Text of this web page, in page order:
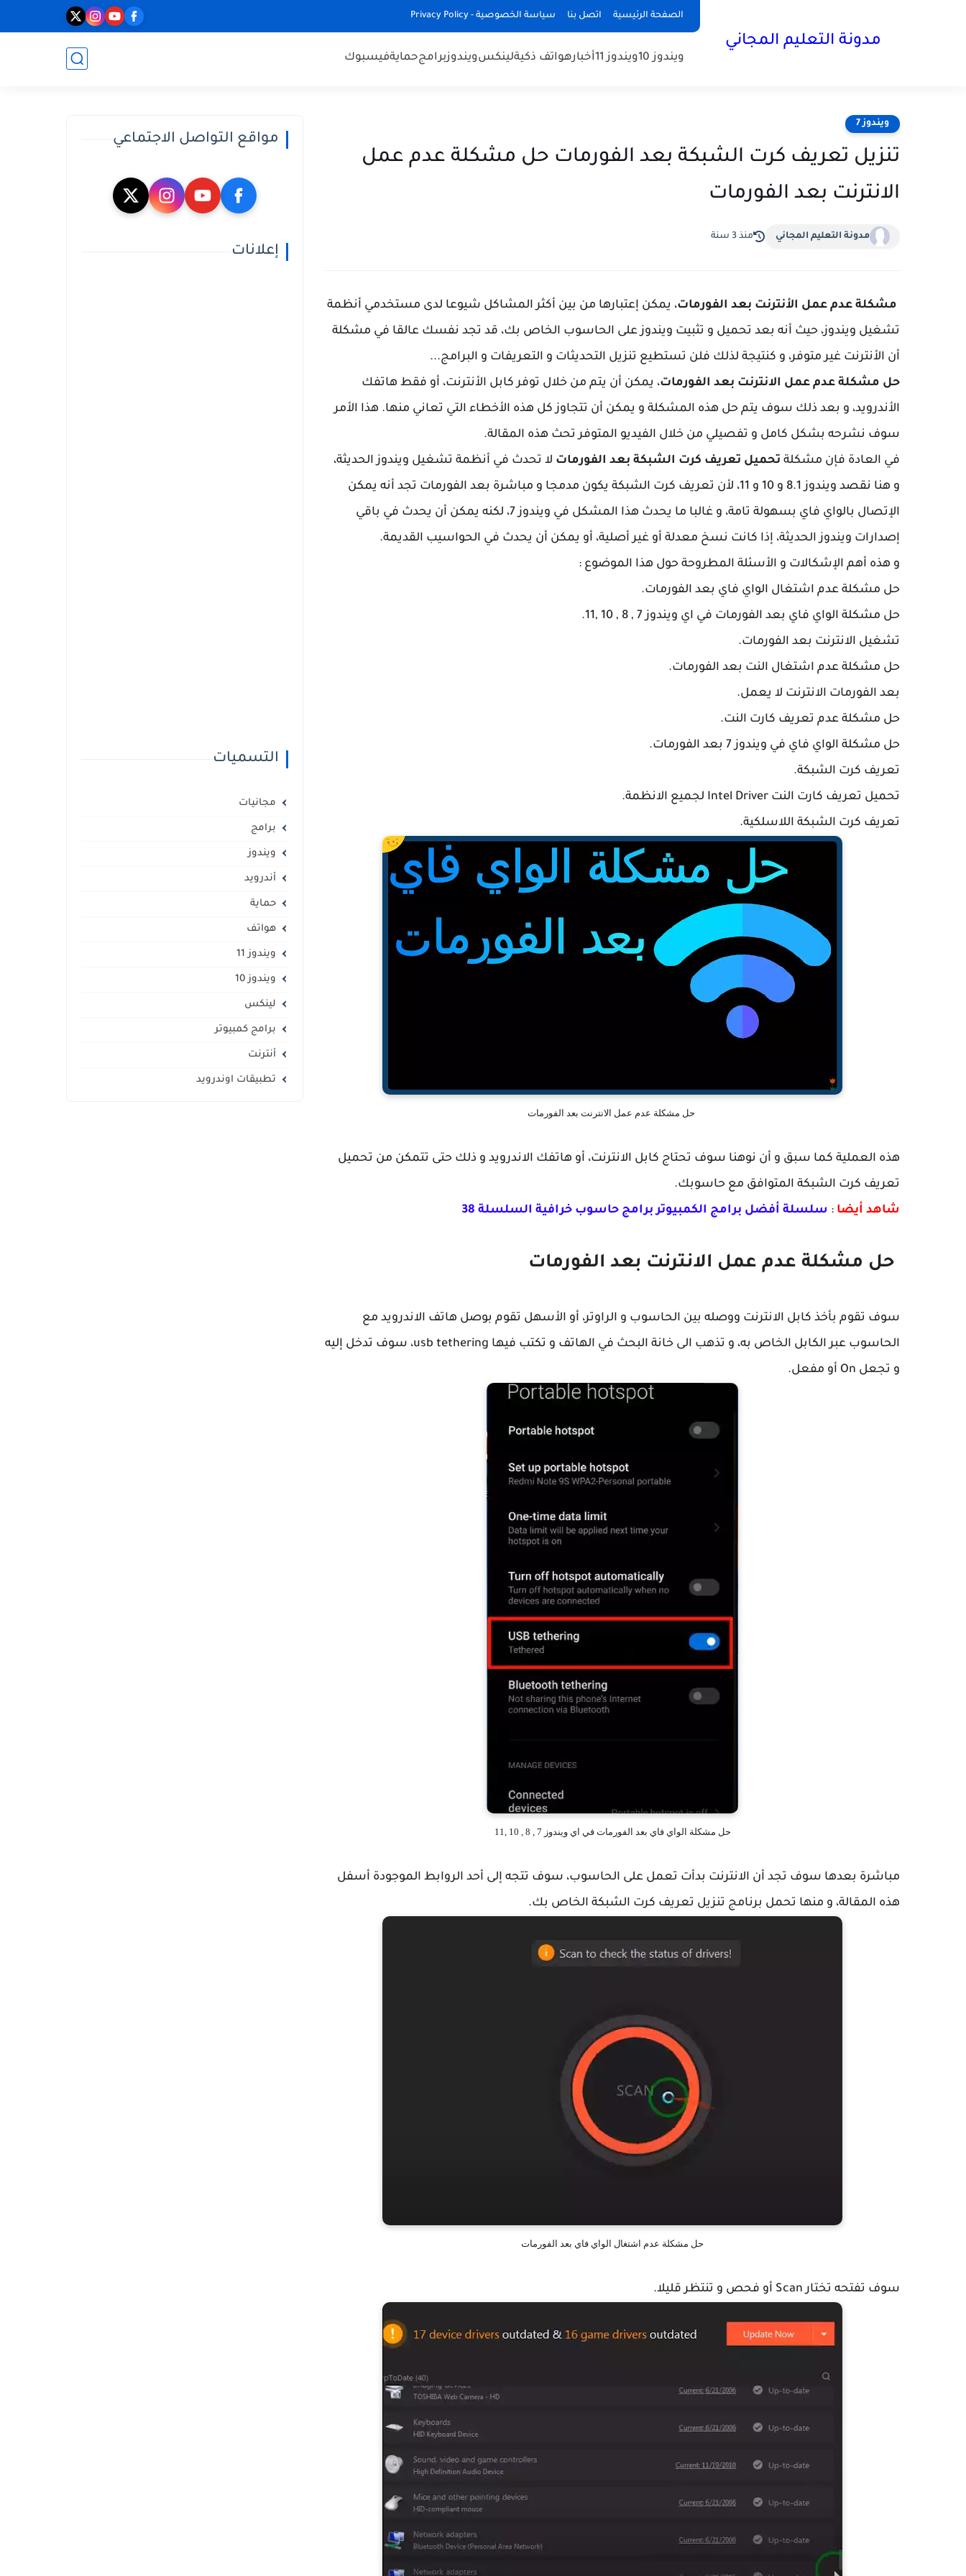
الصفحة الرئيسية اتصل بنا سياسة الخصوصية - Privacy Policy
مدونة التعليم المجاني
ويندوز 10 ويندوز 11 أخبارهواتف ذكيةلينكسويندوزبرامجحمايةفيسبوك
ويندوز 7
تنزيل تعريف كرت الشبكة بعد الفورمات حل مشكلة عدم عمل
الانترنت بعد الفورمات
مدونة التعليم المجاني منذ 3 سنة
مشكلة عدم عمل الأنترنت بعد الفورمات، يمكن إعتبارها من بين أكثر المشاكل شيوعا لدى مستخدمي أنظمة
تشغيل ويندوز، حيث أنه بعد تحميل و تثبيت ويندوز على الحاسوب الخاص بك، قد تجد نفسك عالقا في مشكلة
أن الأنترنت غير متوفر، و كنتيجة لذلك فلن تستطيع تنزيل التحديثات و التعريفات و البرامج...
حل مشكلة عدم عمل الانترنت بعد الفورمات، يمكن أن يتم من خلال توفر كابل الأنترنت، أو فقط هاتفك
الأندرويد، و بعد ذلك سوف يتم حل هذه المشكلة و يمكن أن تتجاوز كل هذه الأخطاء التي تعاني منها. هذا الأمر
سوف نشرحه بشكل كامل و تفصيلي من خلال الفيديو المتوفر تحث هذه المقالة.
في العادة فإن مشكلة تحميل تعريف كرت الشبكة بعد الفورمات لا تحدث في أنظمة تشغيل ويندوز الحديثة،
و هنا نقصد ويندوز 8.1 و 10 و 11، لأن تعريف كرت الشبكة يكون مدمجا و مباشرة بعد الفورمات تجد أنه يمكن
الإتصال بالواي فاي بسهولة تامة، و غالبا ما يحدث هذا المشكل في ويندوز 7، لكنه يمكن أن يحدث في باقي
إصدارات ويندوز الحديثة، إذا كانت نسخ معدلة أو غير أصلية، أو يمكن أن يحدث في الحواسيب القديمة.
و هذه أهم الإشكالات و الأسئلة المطروحة حول هذا الموضوع :
حل مشكلة عدم اشتغال الواي فاي بعد الفورمات.
حل مشكلة الواي فاي بعد الفورمات في اي ويندوز 7 , 8 , 10 ,11.
تشغيل الانترنت بعد الفورمات.
حل مشكلة عدم اشتغال النت بعد الفورمات.
بعد الفورمات الانترنت لا يعمل.
حل مشكلة عدم تعريف كارت النت.
حل مشكلة الواي فاي في ويندوز 7 بعد الفورمات.
تعريف كرت الشبكة.
تحميل تعريف كارت النت Intel Driver لجميع الانظمة.
تعريف كرت الشبكة اللاسلكية.
حل مشكلة عدم عمل الانترنت بعد الفورمات
هذه العملية كما سبق و أن نوهنا سوف تحتاج كابل الانترنت، أو هاتفك الاندرويد و ذلك حتى تتمكن من تحميل
تعريف كرت الشبكة المتوافق مع حاسوبك.
شاهد أيضا : سلسلة أفضل برامج الكمبيوتر برامج حاسوب خرافية السلسلة 38
حل مشكلة عدم عمل الانترنت بعد الفورمات
سوف تقوم بأخذ كابل الانترنت ووصله بين الحاسوب و الراوتر، أو الأسهل تقوم بوصل هاتف الاندرويد مع
الحاسوب عبر الكابل الخاص به، و تذهب الى خانة البحث في الهاتف و تكتب فيها usb tethering، سوف تدخل إليه
و تجعل On أو مفعل.
حل مشكلة الواي فاي بعد الفورمات في اي ويندوز 7 , 8 , 10 ,11
مباشرة بعدها سوف تجد أن الانترنت بدأت تعمل على الحاسوب، سوف تتجه إلى أحد الروابط الموجودة أسفل
هذه المقالة، و منها تحمل برنامج تنزيل تعريف كرت الشبكة الخاص بك.
حل مشكلة عدم اشتغال الواي فاي بعد الفورمات
سوف تفتحه تختار Scan أو فحص و تنتظر قليلا.
مواقع التواصل الاجتماعي
إعلانات
التسميات
مجانيات
برامج
ويندوز
أندرويد
حماية
هواتف
ويندوز 11
ويندوز 10
لينكس
برامج كمبيوتر
أنترنت
تطبيقات اوندرويد